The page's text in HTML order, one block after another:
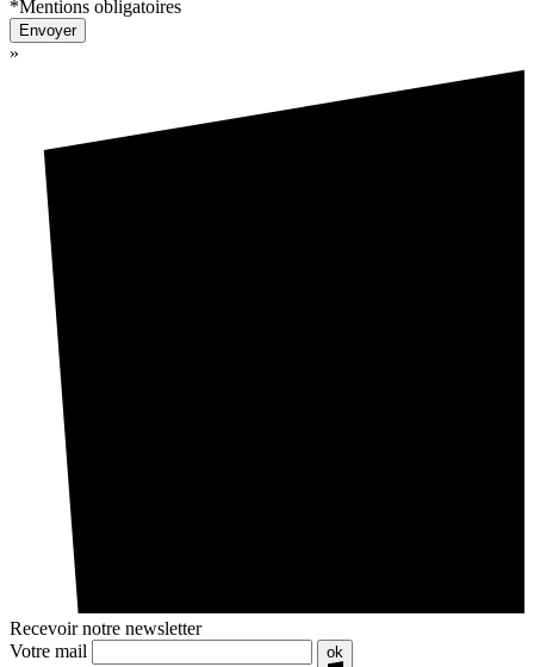
*Mentions obligatoires
Envoyer
»
Recevoir notre newsletter
Votre mail
ok